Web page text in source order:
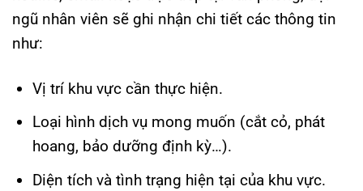
ngũ nhân viên sẽ ghi nhận chi tiết các thông tin
như:
Vị trí khu vực cần thực hiện.
Loại hình dịch vụ mong muốn (cắt cỏ, phát
hoang, bảo dưỡng định kỳ…).
Diện tích và tình trạng hiện tại của khu vực.